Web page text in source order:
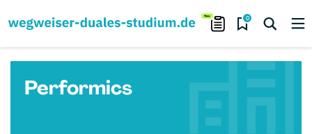
0
Performics